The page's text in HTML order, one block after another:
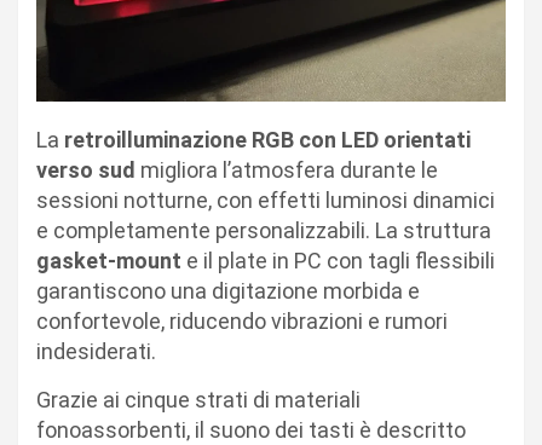
La retroilluminazione RGB con LED orientati
verso sud migliora l’atmosfera durante le
sessioni notturne, con effetti luminosi dinamici
e completamente personalizzabili. La struttura
gasket-mount e il plate in PC con tagli flessibili
garantiscono una digitazione morbida e
confortevole, riducendo vibrazioni e rumori
indesiderati.
Grazie ai cinque strati di materiali
fonoassorbenti, il suono dei tasti è descritto